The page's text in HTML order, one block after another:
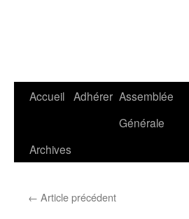
Aller
contenu
Accueil Adhérer Assemblée
Générale
Archives
← Article précédent